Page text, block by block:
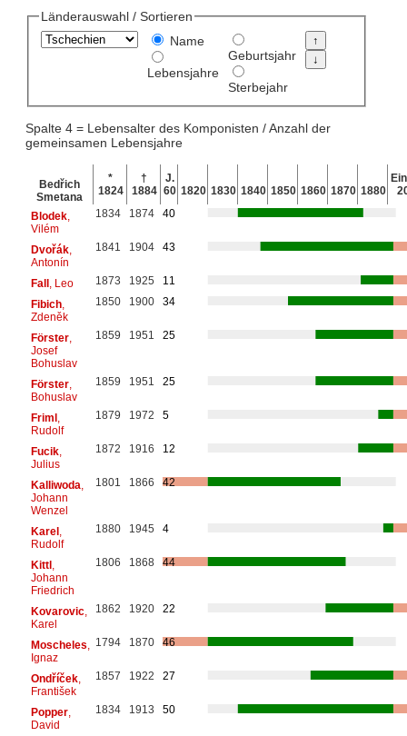
Länderauswahl / Sortieren
Name
Lebensjahre
Geburtsjahr
Sterbejahr
Spalte 4 = Lebensalter des Komponisten / Anzahl der
gemeinsamen Lebensjahre
Bedřich
Smetana
*
1824
†
1884
J.
60 1820 1830 1840 1850 1860 1870 1880
Blodek,
Vilém
1834 1874 40
Dvořák,
Antonín
1841 1904 43
Fall, Leo 1873 1925
11
Fibich,
Zdeněk
1850 1900 34
Förster,
Josef
Bohuslav
1859 1951 25
Förster,
Bohuslav
1859 1951 25
Friml,
Rudolf
1879 1972 5
Fucik,
Julius
1872 1916 12
Kalliwoda
Johann
Wenzel
1801 1866 42
Karel,
Rudolf
1880 1945 4
Kittl,
Johann
Friedrich
1806 1868 44
Kovarovic,
Karel
1862 1920 22
Moscheles
Ignaz
1794 1870 46
Ondříček,
František
1857 1922 27
Popper,
David
1834 1913 50